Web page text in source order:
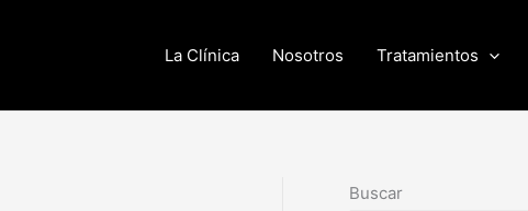
La Clínica Nosotros Tratamientos
Buscar